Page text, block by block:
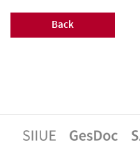
Back